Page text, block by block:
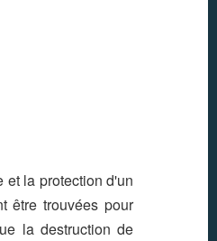
et la protection d'un
être trouvées pour
la destruction de